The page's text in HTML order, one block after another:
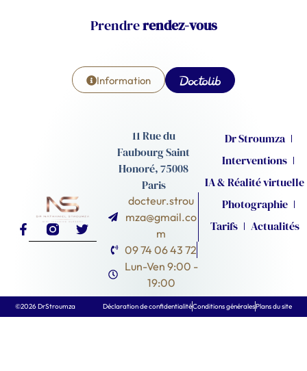
Prendrerendez-vous
Information
11 Rue du
Faubourg Saint
Honoré, 75008
Paris
docteur.strou
mza@gmail.co
m
09 74 06 43 72
Lun-Ven 9:00 -
19:00
Dr Stroumza
Interventions
IA & Réalité virtuelle
Photographie
Tarifs
Actualités
©2026 DrStroumza Déclaration de confidentialitéConditions généralesPlans du site